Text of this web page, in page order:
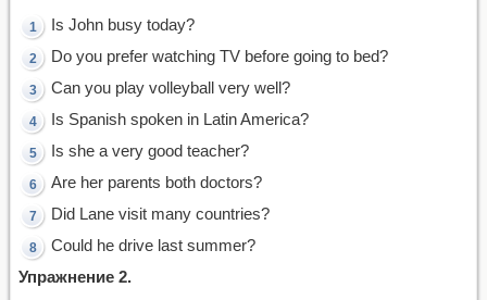
Is John busy today?
Do you prefer watching TV before going to bed?
Can you play volleyball very well?
Is Spanish spoken in Latin America?
Is she a very good teacher?
Are her parents both doctors?
Did Lane visit many countries?
Could he drive last summer?
Упражнение 2.